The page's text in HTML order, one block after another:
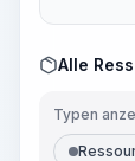
Alle
Typen